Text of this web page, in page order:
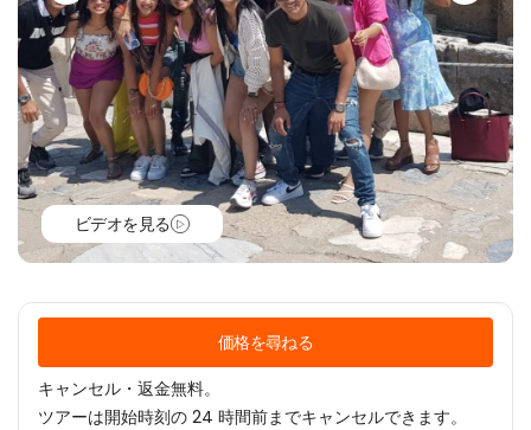
ビデオを見る
価格を尋ねる
キャンセル・返金無料。
ツアーは開始時刻の 24 時間前までキャンセルできます。